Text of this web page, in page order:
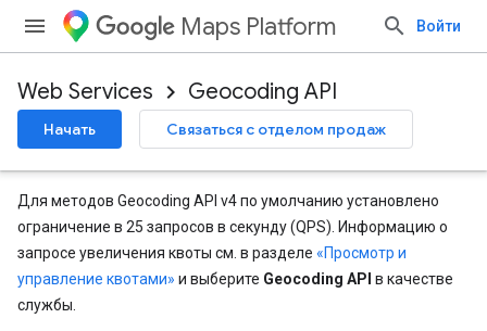
Maps Platform Войти
Web Services Geocoding API
Начать Связаться с отделом продаж
Для методов Geocoding API v4 по умолчанию установлено
ограничение в 25 запросов в секунду (QPS). Информацию о
запросе увеличения квоты см. в разделе «Просмотр и
управление квотами» и выберите Geocoding API в качестве
службы.